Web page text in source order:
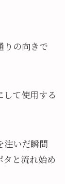
りの向きで
して使用する
注いだ瞬間
と流れ始め